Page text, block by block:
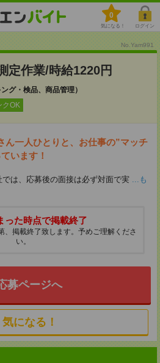
0
気になる！ ログイン
No.Yam991
定作業/時給1220円
グ・検品、商品管理）
クOK
ん一人ひとりと、お仕事の”マッチ
います！
では、応募後の面接は必ず対面で実 ...も
った時点で掲載終了
、掲載終了致します。予めご理解くださ
い。
募ページへ
気になる！